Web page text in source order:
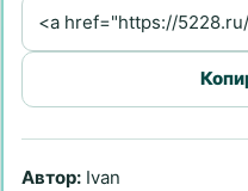
Автор: Ivan